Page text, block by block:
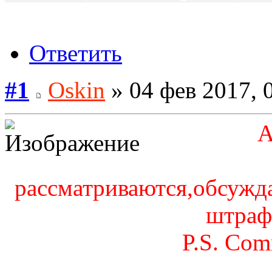
Ответить
#1
Oskin » 04 фев 2017,
P.S.